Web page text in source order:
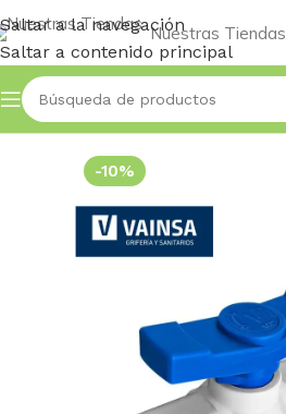
Saltar a la navegación
Saltar a contenido principal
Nuestras Tiendas
Inicio VÁLVULAS Esféricas
-10%